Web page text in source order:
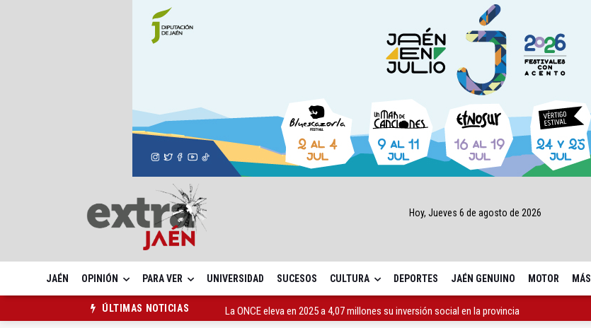
Hoy, Jueves 6 de agosto de 2026
JAÉN OPINIÓN PARA VER UNIVERSIDAD SUCESOS CULTURA DEPORTES JAÉN GENUINO MOTOR MÁS
ÚLTIMAS NOTICIAS
La ONCE eleva en 2025 a 4,07 millones su inversión social en la provincia